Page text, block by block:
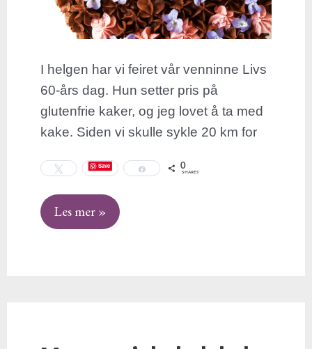
I helgen har vi feiret vår venninne Livs
60-års dag. Hun setter pris på
glutenfrie kaker, og jeg lovet å ta med
kake. Siden vi skulle sykle 20 km for
Save Share 0
SHARES
Les mer »